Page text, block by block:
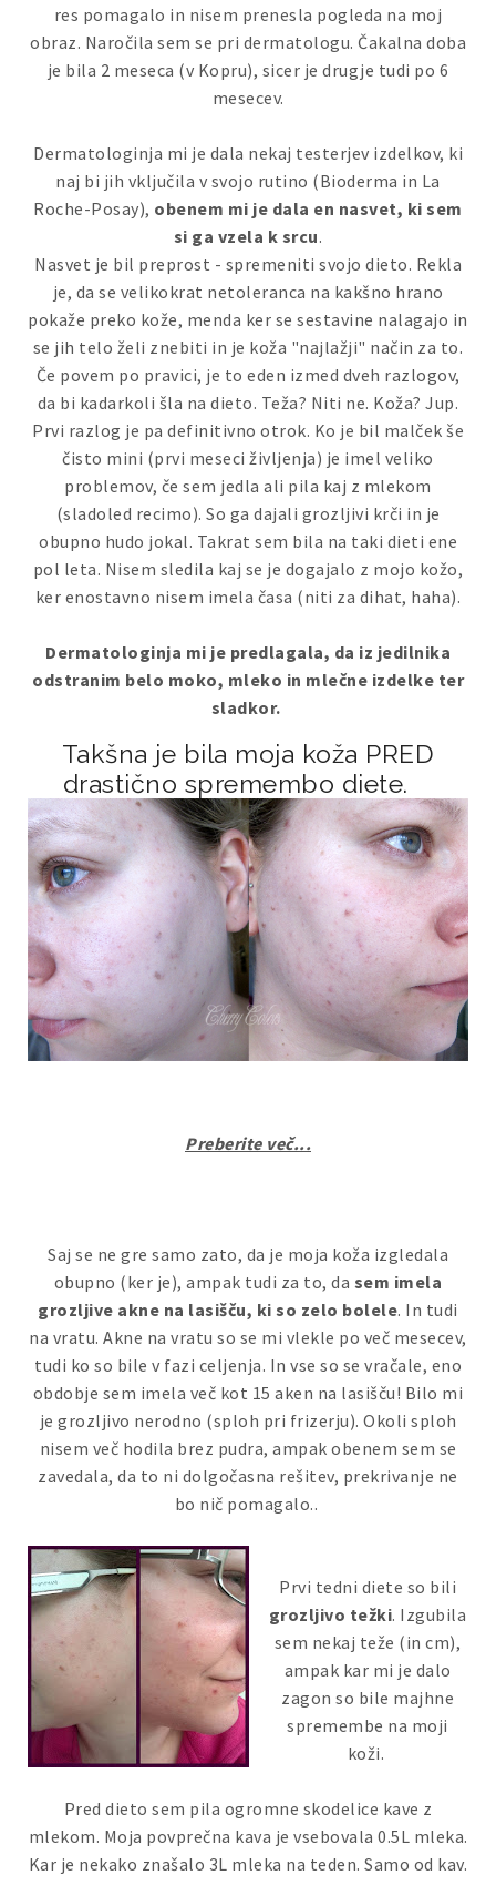
res pomagalo in nisem prenesla pogleda na moj
obraz. Naročila sem se pri dermatologu. Čakalna doba
je bila 2 meseca (v Kopru), sicer je drugje tudi po 6
mesecev.
Dermatologinja mi je dala nekaj testerjev izdelkov, ki
naj bi jih vključila v svojo rutino (Bioderma in La
Roche-Posay), obenem mi je dala en nasvet, ki sem
si ga vzela k srcu.
Nasvet je bil preprost - spremeniti svojo dieto. Rekla
je, da se velikokrat netoleranca na kakšno hrano
pokaže preko kože, menda ker se sestavine nalagajo in
se jih telo želi znebiti in je koža "najlažji" način za to.
Če povem po pravici, je to eden izmed dveh razlogov,
da bi kadarkoli šla na dieto. Teža? Niti ne. Koža? Jup.
Prvi razlog je pa definitivno otrok. Ko je bil malček še
čisto mini (prvi meseci življenja) je imel veliko
problemov, če sem jedla ali pila kaj z mlekom
(sladoled recimo). So ga dajali grozljivi krči in je
obupno hudo jokal. Takrat sem bila na taki dieti ene
pol leta. Nisem sledila kaj se je dogajalo z mojo kožo,
ker enostavno nisem imela časa (niti za dihat, haha).
Dermatologinja mi je predlagala, da iz jedilnika
odstranim belo moko, mleko in mlečne izdelke ter
sladkor.
Takšna je bila moja koža PRED
drastično spremembo diete.
Preberite več...
Saj se ne gre samo zato, da je moja koža izgledala
obupno (ker je), ampak tudi za to, da sem imela
grozljive akne na lasišču, ki so zelo bolele. In tudi
na vratu. Akne na vratu so se mi vlekle po več mesecev,
tudi ko so bile v fazi celjenja. In vse so se vračale, eno
obdobje sem imela več kot 15 aken na lasišču! Bilo mi
je grozljivo nerodno (sploh pri frizerju). Okoli sploh
nisem več hodila brez pudra, ampak obenem sem se
zavedala, da to ni dolgočasna rešitev, prekrivanje ne
bo nič pomagalo..
Prvi tedni diete so bili
grozljivo težki. Izgubila
sem nekaj teže (in cm),
ampak kar mi je dalo
zagon so bile majhne
spremembe na moji
koži.
Pred dieto sem pila ogromne skodelice kave z
mlekom. Moja povprečna kava je vsebovala 0.5L mleka.
Kar je nekako znašalo 3L mleka na teden. Samo od kav.